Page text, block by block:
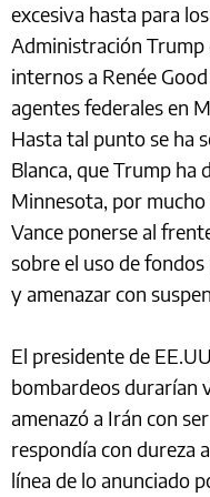
excesiva hasta para
Administración
internos a Renée
agentes federales en
Hasta tal punto se ha
Blanca, que Trump ha
Minnesota, por mucho
Vance ponerse al
sobre el uso de
y amenazar con
El presidente de
bombardeos durarían
amenazó a Irán con
respondía con dureza
línea de lo anunciado